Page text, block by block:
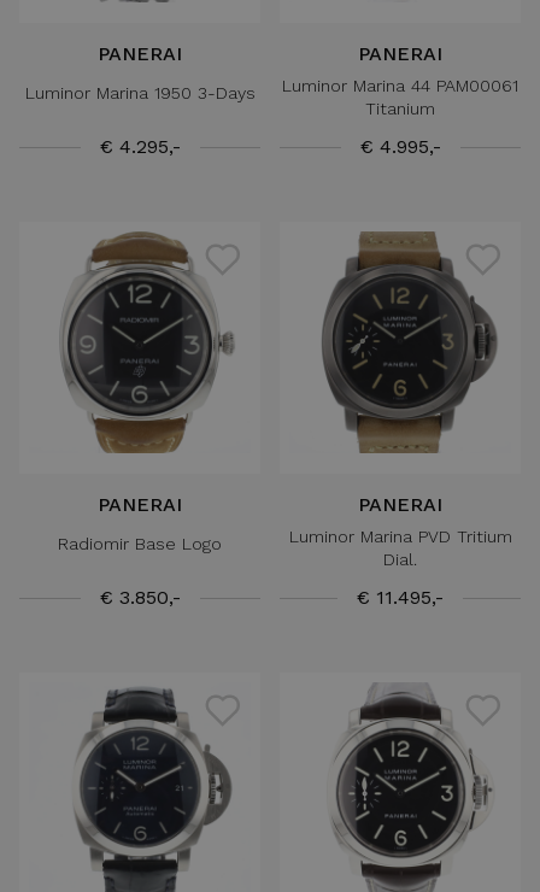
PANERAI
Luminor Marina 1950 3-Days
€ 4.295,-
PANERAI
Luminor Marina 44 PAM00061
Titanium
€ 4.995,-
PANERAI
Radiomir Base Logo
€ 3.850,-
PANERAI
Luminor Marina PVD Tritium
Dial.
€ 11.495,-